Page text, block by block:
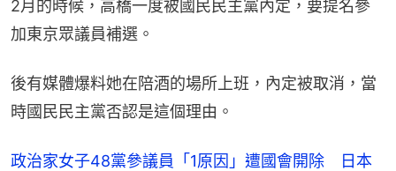
2月的時候，高橋一度被國民民主黨內定，要提名參
加東京眾議員補選。
後有媒體爆料她在陪酒的場所上班，內定被取消，當
時國民民主黨否認是這個理由。
政治家女子48黨參議員「1原因」遭國會開除 日本